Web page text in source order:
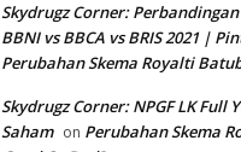
Skydrugz Corner:
BBNI vs BBCA vs BRIS 2021 |
Perubahan Skema Royalti
Skydrugz Corner: NPGF LK Full
Saham on Perubahan Skema